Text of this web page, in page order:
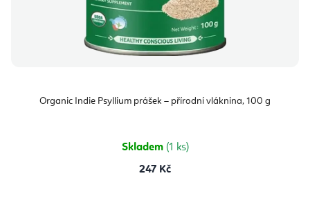
Organic Indie Psyllium prášek – přírodní vláknina, 100 g
Skladem (1 ks)
247 Kč